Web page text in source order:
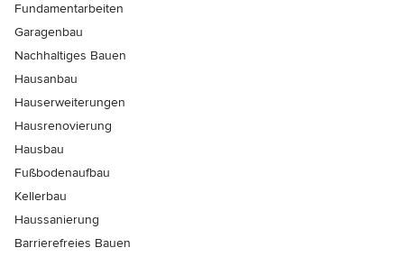
Fundamentarbeiten
Garagenbau
Nachhaltiges Bauen
Hausanbau
Hauserweiterungen
Hausrenovierung
Hausbau
Fußbodenaufbau
Kellerbau
Haussanierung
Barrierefreies Bauen